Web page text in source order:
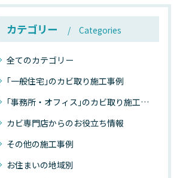
カテゴリー Categories
全てのカテゴリー
｢一般住宅｣のカビ取り施工事例
｢事務所・オフィス｣のカビ取り施工事例
カビ専門店からのお役立ち情報
その他の施工事例
お住まいの地域別